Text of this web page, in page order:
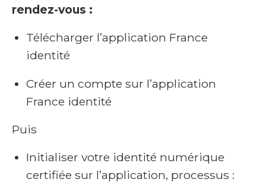
rendez-vous :
Télécharger l’application France
identité
Créer un compte sur l’application
France identité
Puis
Initialiser votre identité numérique
certifiée sur l’application, processus :